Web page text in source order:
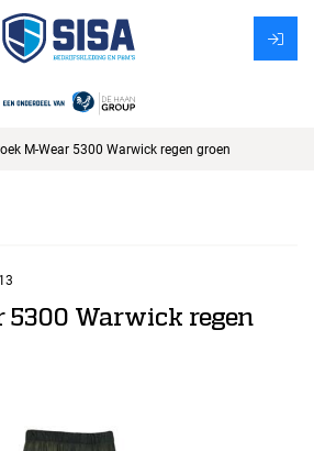
M-Wear 5300 Warwick regen groen
5300 Warwick regen